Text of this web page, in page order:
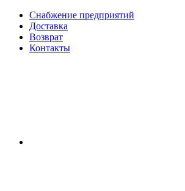
Снабжение предприятий
Доставка
Возврат
Контакты